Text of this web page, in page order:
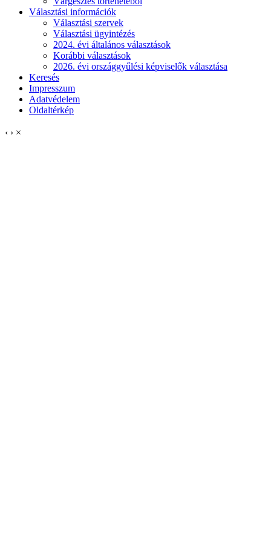
Választási információk
Választási szervek
Választási ügyintézés
2024. évi általános választások
Korábbi választások
2026. évi országgyűlési képviselők választása
Keresés
Impresszum
Adatvédelem
Oldaltérkép
‹ › ×